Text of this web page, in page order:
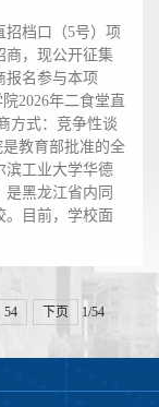
招档口（5号）项
商，现公开征集
报名参与本项
2026年二食堂直
方式：竞争性谈
教育部批准的全
滨工业大学华德
是黑龙江省内同
。目前，学校面
54 下页 1/54